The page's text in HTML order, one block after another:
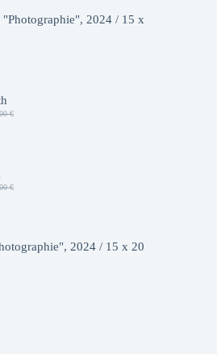
"Photographie", 2024 / 15 x
€
€.
€.
€
€.
€.
2024 / 15 x 20